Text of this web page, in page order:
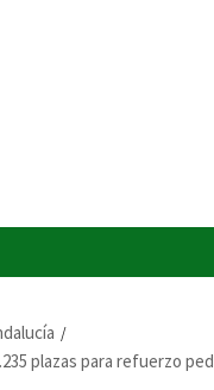
plazas para refuerzo